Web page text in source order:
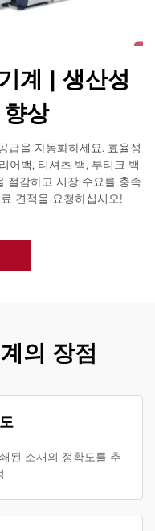
계 | 생산성
상
급을 자동화하세요. 효율성
어백, 티셔츠 백, 부티크 백
절감하고 시장 수요를 충족
견적을 요청하십시오!
의 장점
된 소재의 정확도를 추